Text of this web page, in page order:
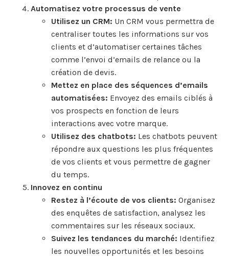
Automatisez votre processus de vente
Utilisez un CRM: Un CRM vous permettra de
centraliser toutes les informations sur vos
clients et d’automatiser certaines tâches
comme l’envoi d’emails de relance ou la
création de devis.
Mettez en place des séquences d’emails
automatisées: Envoyez des emails ciblés à
vos prospects en fonction de leurs
interactions avec votre marque.
Utilisez des chatbots: Les chatbots peuvent
répondre aux questions les plus fréquentes
de vos clients et vous permettre de gagner
du temps.
Innovez en continu
Restez à l’écoute de vos clients: Organisez
des enquêtes de satisfaction, analysez les
commentaires sur les réseaux sociaux.
Suivez les tendances du marché: Identifiez
les nouvelles opportunités et les besoins